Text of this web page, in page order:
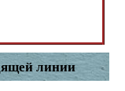
линии